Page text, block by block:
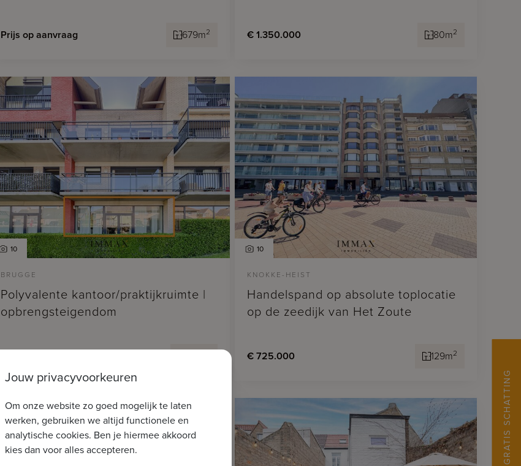
Prijs op aanvraag 679m2 € 1.350.000 80m2
10
BRUGGE
Polyvalente kantoor/praktijkruimte |
opbrengsteigendom
2
10
KNOKKE-HEIST
Handelspand op absolute toplocatie
op de zeedijk van Het Zoute
€ 725.000 129m2
GRATIS SCHATTING
Jouw privacyvoorkeuren
Om onze website zo goed mogelijk te laten
werken, gebruiken we altijd functionele en
analytische cookies. Ben je hiermee akkoord
kies dan voor alles accepteren.